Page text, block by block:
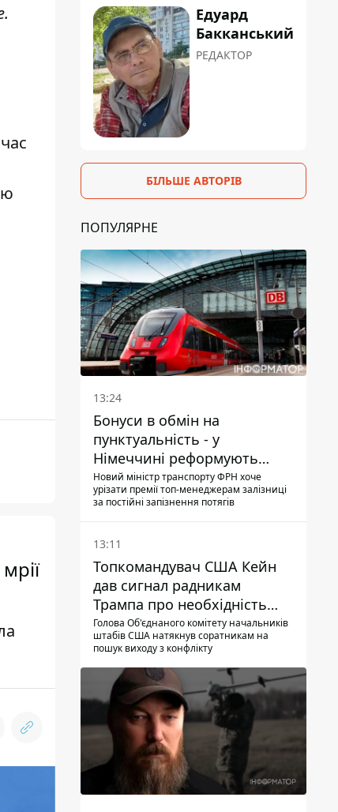
.
Едуард
Бакканський
РЕДАКТОР
БІЛЬШЕ АВТОРІВ
ПОПУЛЯРНЕ
13:24
Бонуси в обмін на
пунктуальність - у
Німеччині реформують
преміювання керівництва
Deutsche Bahn
Новий міністр транспорту ФРН хоче
урізати премії топ-менеджерам залізниці
за постійні запізнення потягів
13:11
Топкомандувач США Кейн
дав сигнал радникам
Трампа про необхідність
закінчувати війну з Іраном –
ЗМІ
Голова Об'єднаного комітету начальників
штабів США натякнув соратникам на
пошук виходу з конфлікту